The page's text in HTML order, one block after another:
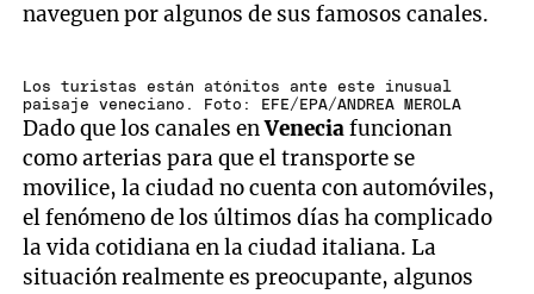
naveguen por algunos de sus famosos canales.
Los turistas están atónitos ante este inusual
paisaje veneciano. Foto: EFE/EPA/ANDREA MEROLA
Dado que los canales enVeneciafuncionan
como arterias para que el transporte se
movilice, la ciudad no cuenta con automóviles,
el fenómeno de los últimos días ha complicado
la vida cotidiana en la ciudad italiana. La
situación realmente es preocupante, algunos